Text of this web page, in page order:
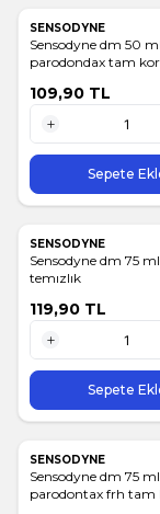
SENSODYNE
Sensodyne dm 50 ml
parodondax tam
109,90 TL
1 Adet
Sepete
SENSODYNE
Sensodyne dm 75 ml
temızlık
119,90 TL
1 Adet
Sepete
SENSODYNE
Sensodyne dm 75 ml
parodontax frh tam